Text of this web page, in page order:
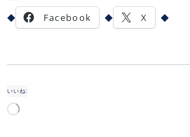
Facebook X
いいね: